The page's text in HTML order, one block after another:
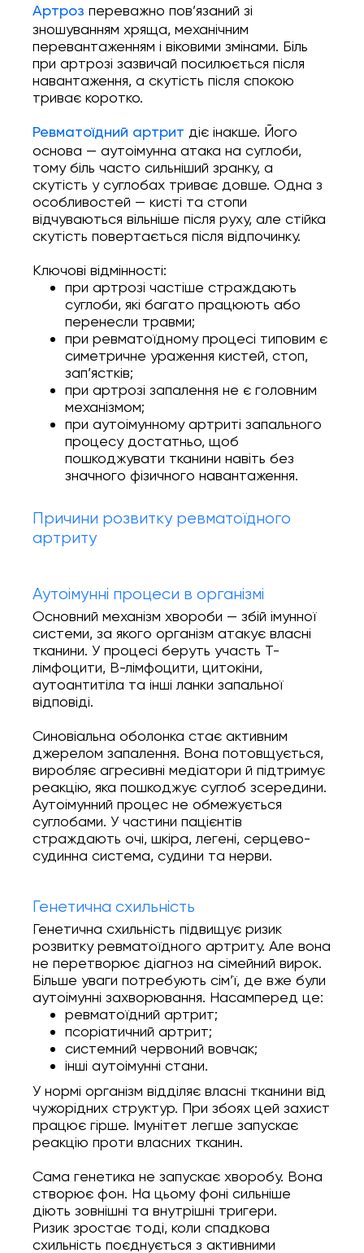
Артроз переважно пов’язаний зі
зношуванням хряща, механічним
перевантаженням і віковими змінами. Біль
при артрозі зазвичай посилюється після
навантаження, а скутість після спокою
триває коротко.
Ревматоїдний артрит діє інакше. Його
основа — аутоімунна атака на суглоби,
тому біль часто сильніший зранку, а
скутість у суглобах триває довше. Одна з
особливостей — кисті та стопи
відчуваються вільніше після руху, але стійка
скутість повертається після відпочинку.
Ключові відмінності:
при артрозі частіше страждають
суглоби, які багато працюють або
перенесли травми;
при ревматоїдному процесі типовим є
симетричне ураження кистей, стоп,
зап’ястків;
при артрозі запалення не є головним
механізмом;
при аутоімунному артриті запального
процесу достатньо, щоб
пошкоджувати тканини навіть без
значного фізичного навантаження.
Причини розвитку ревматоїдного
артриту
Аутоімунні процеси в організмі
Основний механізм хвороби — збій імунної
системи, за якого організм атакує власні
тканини. У процесі беруть участь Т-
лімфоцити, В-лімфоцити, цитокіни,
аутоантитіла та інші ланки запальної
відповіді.
Синовіальна оболонка стає активним
джерелом запалення. Вона потовщується,
виробляє агресивні медіатори й підтримує
реакцію, яка пошкоджує суглоб зсередини.
Аутоімунний процес не обмежується
суглобами. У частини пацієнтів
страждають очі, шкіра, легені, серцево-
судинна система, судини та нерви.
Генетична схильність
Генетична схильність підвищує ризик
розвитку ревматоїдного артриту. Але вона
не перетворює діагноз на сімейний вирок.
Більше уваги потребують сім’ї, де вже були
аутоімунні захворювання. Насамперед це:
ревматоїдний артрит;
псоріатичний артрит;
системний червоний вовчак;
інші аутоімунні стани.
У нормі організм відділяє власні тканини від
чужорідних структур. При збоях цей захист
працює гірше. Імунітет легше запускає
реакцію проти власних тканин.
Сама генетика не запускає хворобу. Вона
створює фон. На цьому фоні сильніше
діють зовнішні та внутрішні тригери.
Ризик зростає тоді, коли спадкова
схильність поєднується з активними